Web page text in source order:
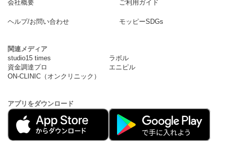
会社概要 ご利用ガイド
ヘルプ/お問い合わせ モッピーSDGs
関連メディア
studio15 times
ラボル
資金調達プロ
エニピル
ON-CLINIC（オンクリニック）
アプリをダウンロード